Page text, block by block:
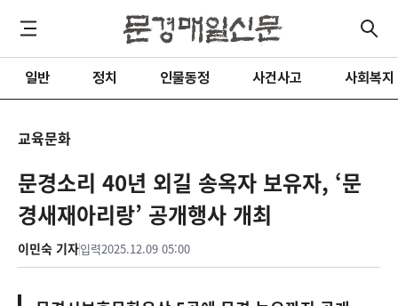
일반 정치 인물동정 사건사고 사회복지
교육문화
문경소리 40년 외길 송옥자 보유자, ‘문
경새재아리랑’ 공개행사 개최
이민숙 기자입력2025.12.09 05:00